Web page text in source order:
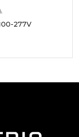
277V